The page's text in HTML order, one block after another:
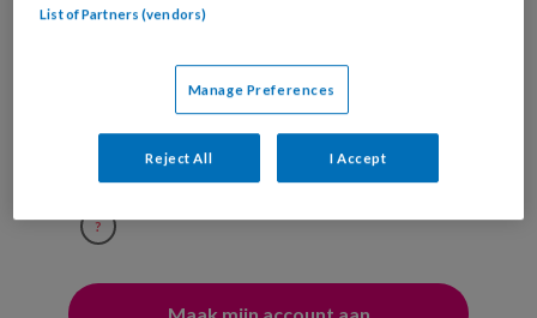
Ja, ik geef toestemming voor e-mails
van KinderopvangTotaal en
Springer Media B.V.
?
Uw bovenstaande gegevens kunnen worden toegevoegd aan
?
List of Partners (vendors)
Manage Preferences
Reject All I Accept